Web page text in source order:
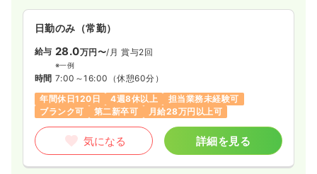
日勤のみ（常勤）
給与 28.0万円〜/月 賞与2回
※一例
時間 7:00～16:00 （休憩60分）
年間休日120日
4週8休以上
担当業務未経験可
ブランク可
第二新卒可 月給28万円以上可
気になる 詳細を見る